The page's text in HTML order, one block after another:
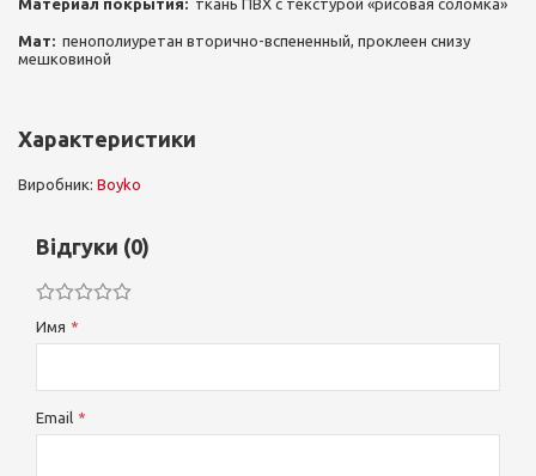
Материал покрытия: ткань ПВХ с текстурой «рисовая соломка»
Мат: пенополиуретан вторично-вспененный, проклеен снизу
мешковиной
Характеристики
Виробник: Boyko
Відгуки (0)
Имя
Email